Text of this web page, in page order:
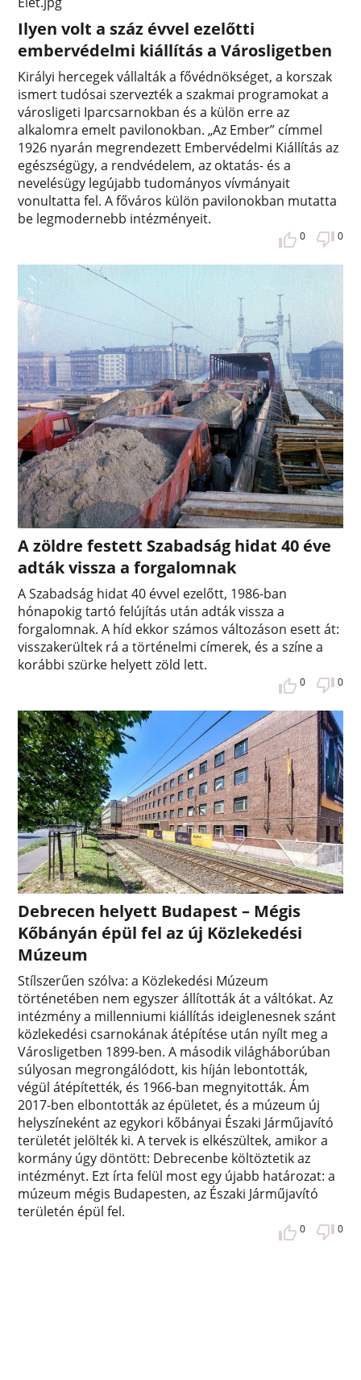
Ilyen volt a száz évvel ezelőtti
embervédelmi kiállítás a Városligetben
Királyi hercegek vállalták a fővédnökséget, a korszak
ismert tudósai szervezték a szakmai programokat a
városligeti Iparcsarnokban és a külön erre az
alkalomra emelt pavilonokban. „Az Ember” címmel
1926 nyarán megrendezett Embervédelmi Kiállítás az
egészségügy, a rendvédelem, az oktatás- és a
nevelésügy legújabb tudományos vívmányait
vonultatta fel. A főváros külön pavilonokban mutatta
be legmodernebb intézményeit.
0 0
A zöldre festett Szabadság hidat 40 éve
adták vissza a forgalomnak
A Szabadság hidat 40 évvel ezelőtt, 1986-ban
hónapokig tartó felújítás után adták vissza a
forgalomnak. A híd ekkor számos változáson esett át:
visszakerültek rá a történelmi címerek, és a színe a
korábbi szürke helyett zöld lett.
0 0
Debrecen helyett Budapest – Mégis
Kőbányán épül fel az új Közlekedési
Múzeum
Stílszerűen szólva: a Közlekedési Múzeum
történetében nem egyszer állították át a váltókat. Az
intézmény a millenniumi kiállítás ideiglenesnek szánt
közlekedési csarnokának átépítése után nyílt meg a
Városligetben 1899-ben. A második világháborúban
súlyosan megrongálódott, kis híján lebontották,
végül átépítették, és 1966-ban megnyitották. Ám
2017-ben elbontották az épületet, és a múzeum új
helyszíneként az egykori kőbányai Északi Járműjavító
területét jelölték ki. A tervek is elkészültek, amikor a
kormány úgy döntött: Debrecenbe költöztetik az
intézményt. Ezt írta felül most egy újabb határozat: a
múzeum mégis Budapesten, az Északi Járműjavító
területén épül fel.
0 0